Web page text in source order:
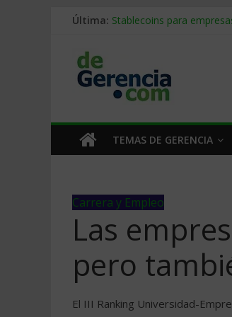
Última: Stablecoins para
Trabajo forzoso en la
TEMAS DE GERENCIA
Carrera y Empleo
Las
pero
El III Ranking Universidad-